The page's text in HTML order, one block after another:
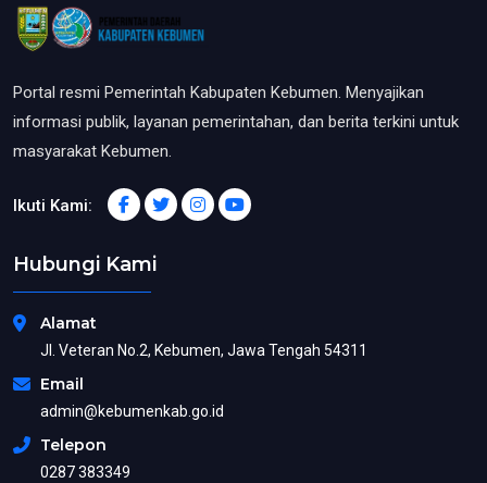
Portal resmi Pemerintah Kabupaten Kebumen. Menyajikan
informasi publik, layanan pemerintahan, dan berita terkini untuk
masyarakat Kebumen.
Ikuti Kami:
Hubungi Kami
Alamat
Jl. Veteran No.2, Kebumen, Jawa Tengah 54311
Email
admin@kebumenkab.go.id
Telepon
0287 383349